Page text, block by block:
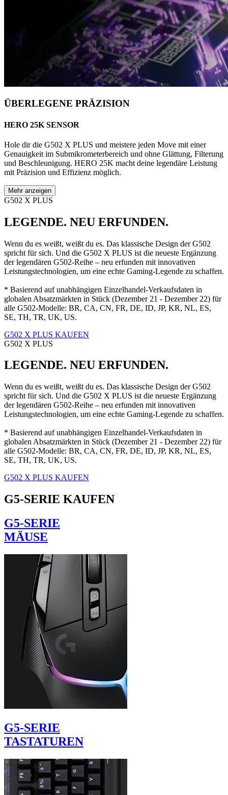
ÜBERLEGENE PRÄZISION
HERO 25K SENSOR
Hole dir die G502 X PLUS und meistere jeden Move mit einer
Genauigkeit im Submikrometerbereich und ohne Glättung, Filterung
und Beschleunigung. HERO 25K macht deine legendäre Leistung
mit Präzision und Effizienz möglich.
Mehr anzeigen
G502 X PLUS
LEGENDE. NEU ERFUNDEN.
Wenn du es weißt, weißt du es. Das klassische Design der G502
spricht für sich. Und die G502 X PLUS ist die neueste Ergänzung
der legendären G502-Reihe – neu erfunden mit innovativen
Leistungstechnologien, um eine echte Gaming-Legende zu schaffen.
* Basierend auf unabhängigen Einzelhandel-Verkaufsdaten in
globalen Absatzmärkten in Stück (Dezember 21 - Dezember 22) für
alle G502-Modelle: BR, CA, CN, FR, DE, ID, JP, KR, NL, ES,
SE, TH, TR, UK, US.
G502 X PLUS KAUFEN
G502 X PLUS
LEGENDE. NEU ERFUNDEN.
Wenn du es weißt, weißt du es. Das klassische Design der G502
spricht für sich. Und die G502 X PLUS ist die neueste Ergänzung
der legendären G502-Reihe – neu erfunden mit innovativen
Leistungstechnologien, um eine echte Gaming-Legende zu schaffen.
* Basierend auf unabhängigen Einzelhandel-Verkaufsdaten in
globalen Absatzmärkten in Stück (Dezember 21 - Dezember 22) für
alle G502-Modelle: BR, CA, CN, FR, DE, ID, JP, KR, NL, ES,
SE, TH, TR, UK, US.
G502 X PLUS KAUFEN
G5-SERIE KAUFEN
G5-SERIE
MÄUSE
G5-SERIE
TASTATUREN